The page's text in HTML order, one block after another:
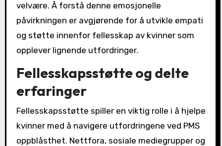
velvære. Å forstå denne emosjonelle
påvirkningen er avgjørende for å utvikle empati
og støtte innenfor fellesskap av kvinner som
opplever lignende utfordringer.
Fellesskapsstøtte og delte
erfaringer
Fellesskapsstøtte spiller en viktig rolle i å hjelpe
kvinner med å navigere utfordringene ved PMS
oppblåsthet. Nettfora, sosiale mediegrupper og